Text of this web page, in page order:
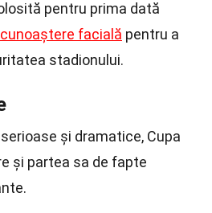
pentru prima dată
facială pentru a
stadionului.
și dramatice, Cupa
și partea sa de fapte